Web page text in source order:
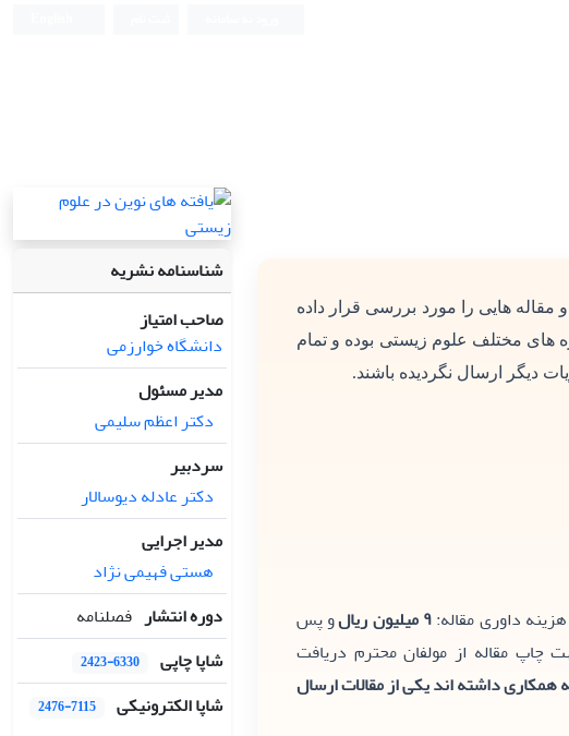
هایی را مورد بررسی قرار داده
های مختلف علوم زیستی بوده و تمام
دیگر ارسال نگردیده باشند.
هزینه داوری مقاله:۹ میلیون ریال
و پس
چاپ مقاله از مولفان محترم دریافت
در داوری ۱۰ مقاله با نشریه همکاری داشته اند یکی از مقالات ارسال
شناسنامه نشریه
صاحب امتیاز
دانشگاه خوارزمی
مدیر مسئول
دکتر اعظم سلیمی
سردبیر
دکتر عادله دیوسالار
مدیر اجرایی
هستی فهیمی نژاد
دوره انتشار فصلنامه
شاپا چاپی
2423-6330
شاپا الکترونیکی 2476-7115